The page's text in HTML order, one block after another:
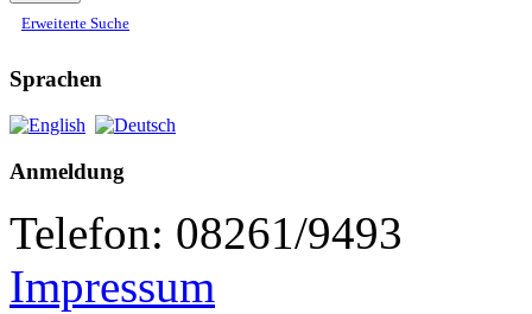
Erweiterte Suche
Sprachen
Anmeldung
Telefon: 08261/9493
Impressum